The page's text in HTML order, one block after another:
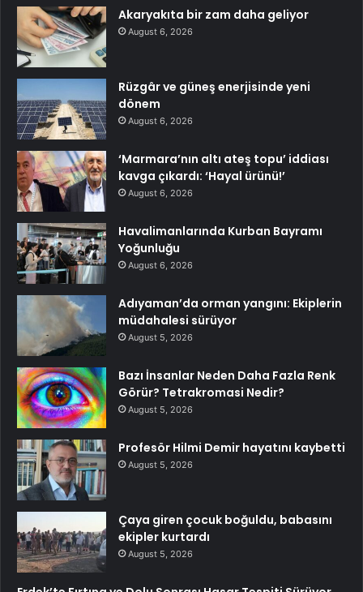
Akaryakıta bir zam daha geliyor
August 6, 2026
Rüzgâr ve güneş enerjisinde yeni
dönem
August 6, 2026
‘Marmara’nın altı ateş topu’ iddiası
kavga çıkardı: ‘Hayal ürünü!’
August 6, 2026
Havalimanlarında Kurban Bayramı
Yoğunluğu
August 6, 2026
Adıyaman’da orman yangını: Ekiplerin
müdahalesi sürüyor
August 5, 2026
Bazı İnsanlar Neden Daha Fazla Renk
Görür? Tetrakromasi Nedir?
August 5, 2026
Profesör Hilmi Demir hayatını kaybetti
August 5, 2026
Çaya giren çocuk boğuldu, babasını
ekipler kurtardı
August 5, 2026